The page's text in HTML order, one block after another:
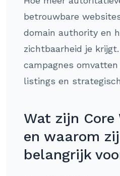
betrouwbare
domain authority en
zichtbaarheid je
campagnes
listings en
Wat zijn Core
en waarom
belangrijk